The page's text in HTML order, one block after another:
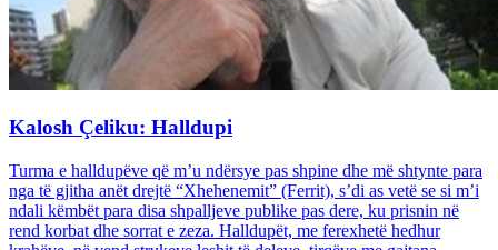
Kalosh Çeliku: Halldupi
Turma e halldupëve që m’u ndërsye pas shpine dhe më shtynte para
nga të gjitha anët drejtë “Xhehenemit” (Ferrit), s’di as vetë se si m’i
ndali këmbët para disa shpalljeve publike pas dere, ku prisnin në
rend korbat dhe sorrat e zeza. Halldupët, me ferexhetë hedhur